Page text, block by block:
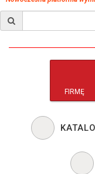
FIRMĘ